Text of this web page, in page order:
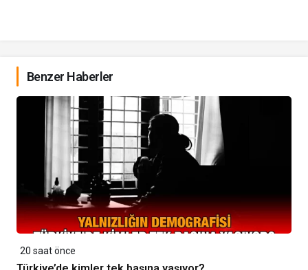
Benzer Haberler
20 saat önce